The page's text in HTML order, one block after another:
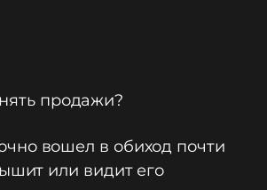
продажи?
вошел в обиход почти
или видит его